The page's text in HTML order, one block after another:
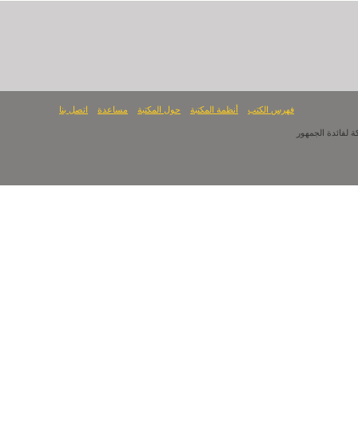
فهرس الكتب أنظمة المكتبة حول المكتبة مساعدة اتصل بنا
الجمهور